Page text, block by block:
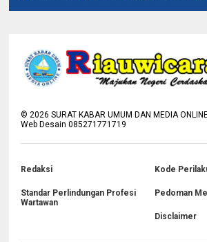
©2026 SURAT KABAR UMUM DAN MEDIA
Web Desain 085271771719
Redaksi Kode
Standar Perlindungan Profesi
Wartawan
Pedoman
Disclaimer